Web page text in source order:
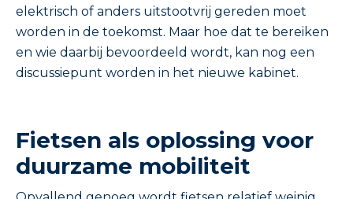
elektrisch of anders uitstootvrij gereden moet
worden in de toekomst. Maar hoe dat te bereiken
en wie daarbij bevoordeeld wordt, kan nog een
discussiepunt worden in het nieuwe kabinet.
Fietsen als oplossing voor
duurzame mobiliteit